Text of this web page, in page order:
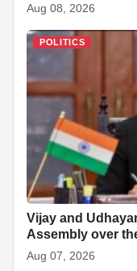
Aug 08, 2026
POLITICS
Vijay and
Assembly over
Aug 07, 2026